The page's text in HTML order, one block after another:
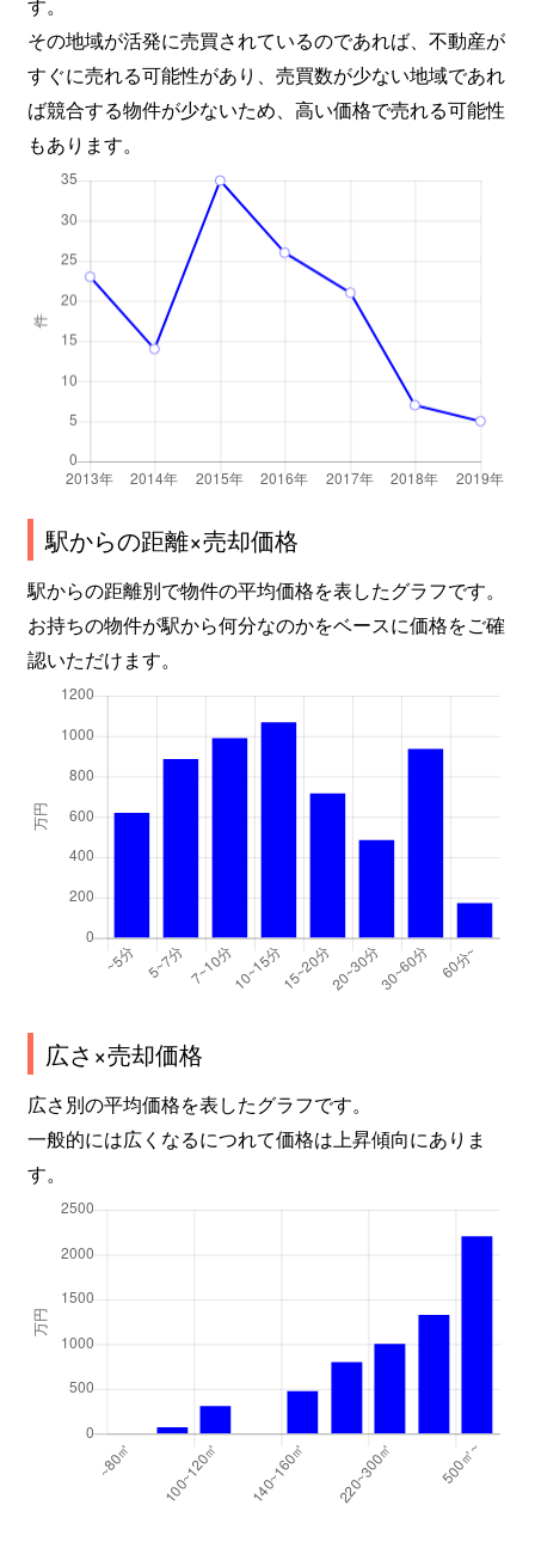
その地域が活発に売買されているのであれば、不動産が
すぐに売れる可能性があり、売買数が少ない地域であれ
ば競合する物件が少ないため、高い価格で売れる可能性
もあります。
駅からの距離×売却価格
駅からの距離別で物件の平均価格を表したグラフです。
お持ちの物件が駅から何分なのかをベースに価格をご確
認いただけます。
広さ×売却価格
広さ別の平均価格を表したグラフです。
一般的には広くなるにつれて価格は上昇傾向にありま
す。